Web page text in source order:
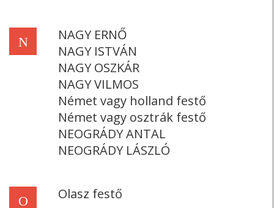
N
NAGY ERNŐ
NAGY ISTVÁN
NAGY OSZKÁR
NAGY VILMOS
Német vagy holland festő
Német vagy osztrák festő
NEOGRÁDY ANTAL
NEOGRÁDY LÁSZLÓ
O Olasz festő